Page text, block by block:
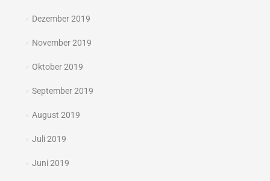
Dezember 2019
November 2019
Oktober 2019
September 2019
August 2019
Juli 2019
Juni 2019